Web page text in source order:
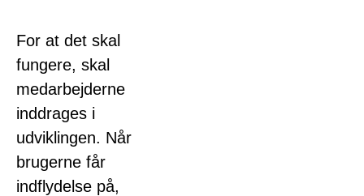
For at det skal
fungere, skal
medarbejderne
inddrages i
udviklingen. Når
brugerne får
indflydelse på,